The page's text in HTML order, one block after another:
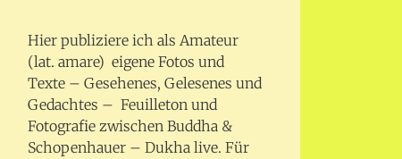
Hier publiziere ich als Amateur
(lat. amare) eigene Fotos und
Texte – Gesehenes, Gelesenes und
Gedachtes – Feuilleton und
Fotografie zwischen Buddha &
Schopenhauer – Dukha live. Für